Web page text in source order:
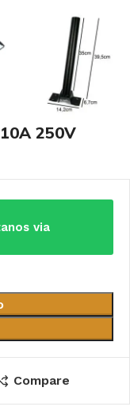
250V
via
Compare